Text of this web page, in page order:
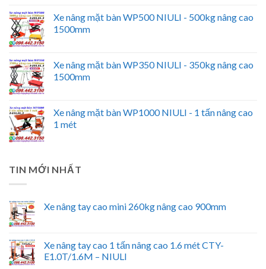
Xe nâng mặt bàn WP500 NIULI - 500kg nâng cao
1500mm
Xe nâng mặt bàn WP350 NIULI - 350kg nâng cao
1500mm
Xe nâng mặt bàn WP1000 NIULI - 1 tấn nâng cao
1 mét
TIN MỚI NHẤT
Xe nâng tay cao mini 260kg nâng cao 900mm
Xe nâng tay cao 1 tấn nâng cao 1.6 mét CTY-
E1.0T/1.6M – NIULI